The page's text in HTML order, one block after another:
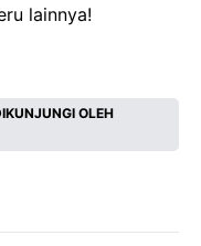
lainnya!
OLEH